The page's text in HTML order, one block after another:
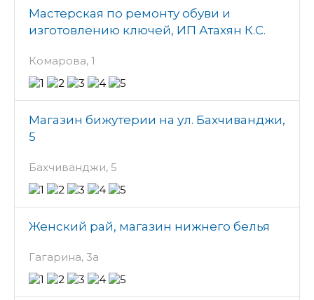
Мастерская по ремонту обуви и
изготовлению ключей, ИП Атахян К.С.
Комарова, 1
Магазин бижутерии на ул. Бахчиванджи,
5
Бахчиванджи, 5
Женский рай, магазин нижнего белья
Гагарина, 3а